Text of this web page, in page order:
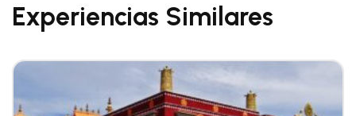
Experiencias Similares